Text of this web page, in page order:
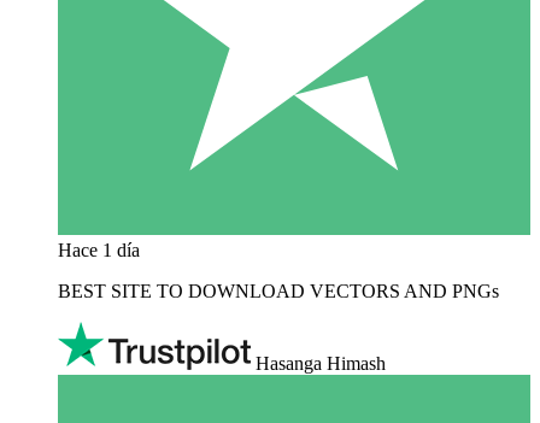
Hace 1 día
BEST SITE TO DOWNLOAD VECTORS AND PNGs
Hasanga Himash